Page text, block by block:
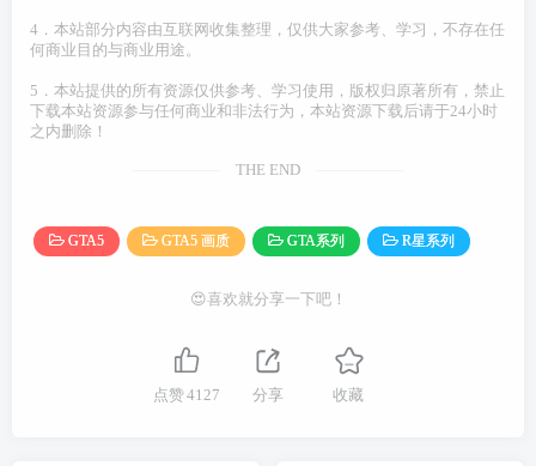
4．本站部分内容由互联网收集整理，仅供大家参考、学习，不存在任
何商业目的与商业用途。
5．本站提供的所有资源仅供参考、学习使用，版权归原著所有，禁止
下载本站资源参与任何商业和非法行为，本站资源下载后请于24小时
之内删除！
THE END
GTA5 GTA5 画质 GTA系列 R星系列
😍喜欢就分享一下吧！
点赞4127 分享 收藏